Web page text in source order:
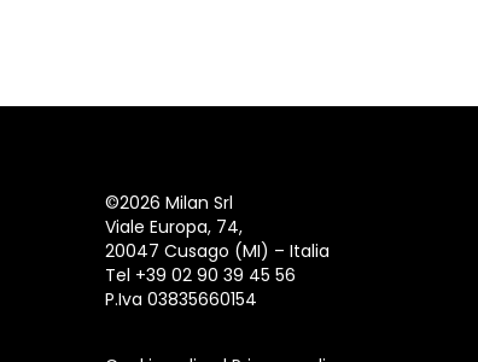
©2026 Milan Srl
Viale Europa, 74,
20047 Cusago (MI) – Italia
Tel +39 02 90 39 45 56
P.Iva 03835660154